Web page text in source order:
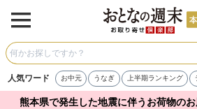
人気ワード お中元 うなぎ 上半期ランキング
熊本県で発生した地震に伴うお荷物